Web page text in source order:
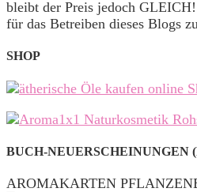
bleibt der Preis jedoch
für das Betreiben dieses Blogs
SHOP
BUCH-NEUERSCHEINUNGEN
AROMAKARTEN